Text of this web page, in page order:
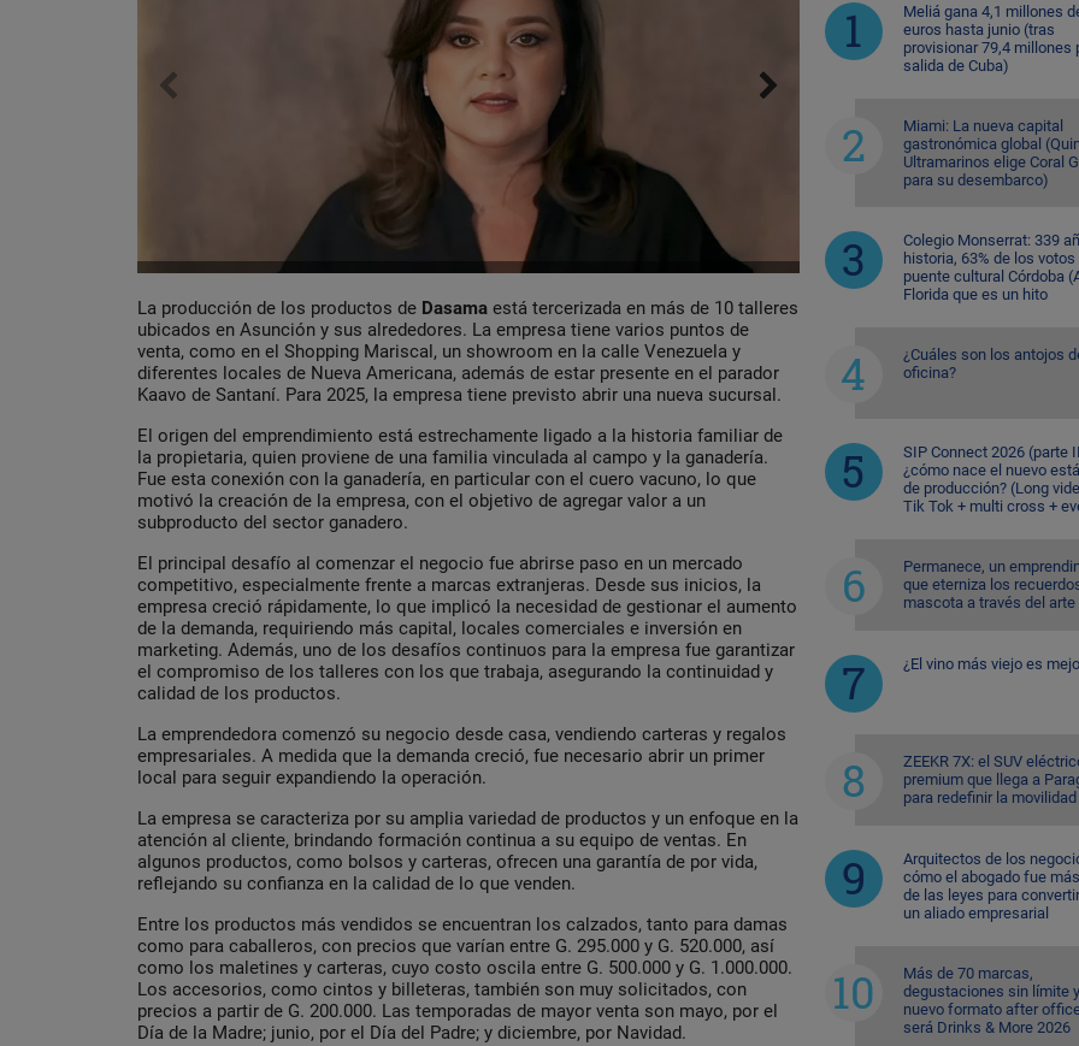
La producción de los productos de Dasama está tercerizada en más de 10 talleres
ubicados en Asunción y sus alrededores. La empresa tiene varios puntos de
venta, como en el Shopping Mariscal, un showroom en la calle Venezuela y
diferentes locales de Nueva Americana, además de estar presente en el parador
Kaavo de Santaní. Para 2025, la empresa tiene previsto abrir una nueva sucursal.
El origen del emprendimiento está estrechamente ligado a la historia familiar de
la propietaria, quien proviene de una familia vinculada al campo y la ganadería.
Fue esta conexión con la ganadería, en particular con el cuero vacuno, lo que
motivó la creación de la empresa, con el objetivo de agregar valor a un
subproducto del sector ganadero.
El principal desafío al comenzar el negocio fue abrirse paso en un mercado
competitivo, especialmente frente a marcas extranjeras. Desde sus inicios, la
empresa creció rápidamente, lo que implicó la necesidad de gestionar el aumento
de la demanda, requiriendo más capital, locales comerciales e inversión en
marketing. Además, uno de los desafíos continuos para la empresa fue garantizar
el compromiso de los talleres con los que trabaja, asegurando la continuidad y
calidad de los productos.
La emprendedora comenzó su negocio desde casa, vendiendo carteras y regalos
empresariales. A medida que la demanda creció, fue necesario abrir un primer
local para seguir expandiendo la operación.
La empresa se caracteriza por su amplia variedad de productos y un enfoque en la
atención al cliente, brindando formación continua a su equipo de ventas. En
algunos productos, como bolsos y carteras, ofrecen una garantía de por vida,
reflejando su confianza en la calidad de lo que venden.
Entre los productos más vendidos se encuentran los calzados, tanto para damas
como para caballeros, con precios que varían entre G. 295.000 y G. 520.000, así
como los maletines y carteras, cuyo costo oscila entre G. 500.000 y G. 1.000.000.
Los accesorios, como cintos y billeteras, también son muy solicitados, con
precios a partir de G. 200.000. Las temporadas de mayor venta son mayo, por el
Día de la Madre; junio, por el Día del Padre; y diciembre, por Navidad.
Meliá gana 4,1 millones
euros hasta junio (tras
provisionar 79,4 millones
salida de Cuba)
Miami: La nueva capital
gastronómica global
Ultramarinos elige Coral
para su desembarco)
Colegio Monserrat: 339
historia, 63% de los votos
puente cultural Córdoba
Florida que es un hito
¿Cuáles son los antojos
oficina?
SIP Connect 2026 (parte
¿cómo nace el nuevo
de producción? (Long
Tik Tok + multi cross +
Permanece, un
que eterniza los
mascota a través del arte
¿El vino más viejo es
ZEEKR 7X: el SUV
premium que llega a
para redefinir la movilidad
Arquitectos de los
cómo el abogado fue
de las leyes para
un aliado empresarial
Más de 70 marcas,
degustaciones sin límite
nuevo formato after
será Drinks & More 2026